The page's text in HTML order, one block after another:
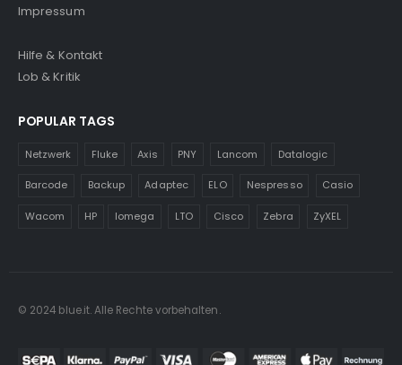
Impressum
Hilfe & Kontakt
Lob & Kritik
POPULAR TAGS
Netzwerk Fluke Axis PNY Lancom Datalogic
Barcode Backup Adaptec ELO Nespresso Casio
Wacom HP Iomega LTO Cisco Zebra ZyXEL
© 2024 blue.it. Alle Rechte vorbehalten.